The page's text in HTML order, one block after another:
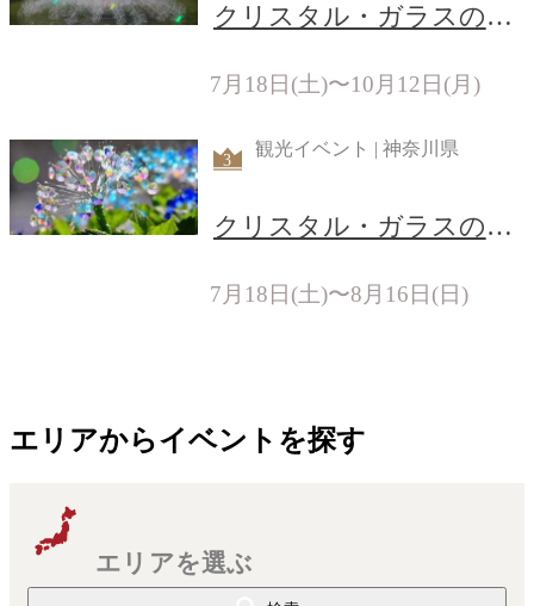
クリスタル・ガラスの水
7月18日(土)〜10月12日(月)
3
観光イベント | 神奈川県
クリスタル・ガラスのア
7月18日(土)〜8月16日(日)
エリアからイベントを探す
エリアを選ぶ